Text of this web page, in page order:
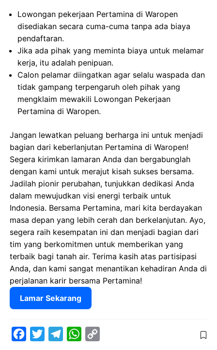
Lowongan pekerjaan Pertamina di Waropen
disediakan secara cuma-cuma tanpa ada biaya
pendaftaran.
Jika ada pihak yang meminta biaya untuk melamar
kerja, itu adalah penipuan.
Calon pelamar diingatkan agar selalu waspada dan
tidak gampang terpengaruh oleh pihak yang
mengklaim mewakili Lowongan Pekerjaan
Pertamina di Waropen.
Jangan lewatkan peluang berharga ini untuk menjadi
bagian dari keberlanjutan Pertamina di Waropen!
Segera kirimkan lamaran Anda dan bergabunglah
dengan kami untuk merajut kisah sukses bersama.
Jadilah pionir perubahan, tunjukkan dedikasi Anda
dalam mewujudkan visi energi terbaik untuk
Indonesia. Bersama Pertamina, mari kita berdayakan
masa depan yang lebih cerah dan berkelanjutan. Ayo,
segera raih kesempatan ini dan menjadi bagian dari
tim yang berkomitmen untuk memberikan yang
terbaik bagi tanah air. Terima kasih atas partisipasi
Anda, dan kami sangat menantikan kehadiran Anda di
perjalanan karir bersama Pertamina!
Lamar Sekarang
W